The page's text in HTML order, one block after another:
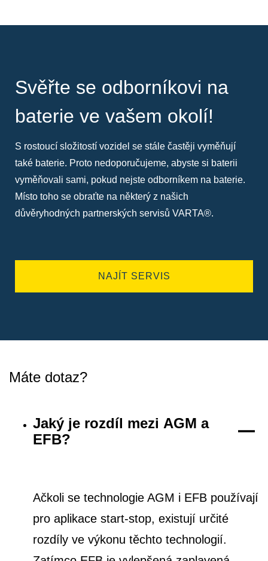
Svěřte se odborníkovi na
baterie ve vašem okolí!
S rostoucí složitostí vozidel se stále častěji vyměňují
také baterie. Proto nedoporučujeme, abyste si baterii
vyměňovali sami, pokud nejste odborníkem na baterie.
Místo toho se obraťte na některý z našich
důvěryhodných partnerských servisů VARTA®.
NAJÍT SERVIS
Máte dotaz?
Jaký je rozdíl mezi AGM a
EFB?
Ačkoli se technologie AGM i EFB používají
pro aplikace start-stop, existují určité
rozdíly ve výkonu těchto technologií.